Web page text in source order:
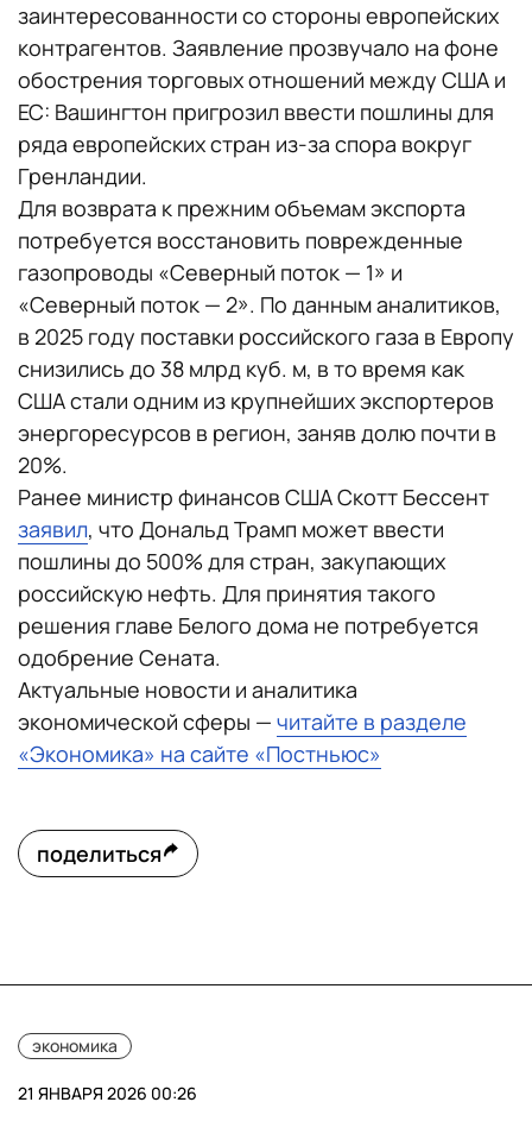
заинтересованности со стороны европейских
контрагентов. Заявление прозвучало на фоне
обострения торговых отношений между США и
ЕС: Вашингтон пригрозил ввести пошлины для
ряда европейских стран из-за спора вокруг
Гренландии.
Для возврата к прежним объемам экспорта
потребуется восстановить поврежденные
газопроводы «Северный поток — 1» и
«Северный поток — 2». По данным аналитиков,
в 2025 году поставки российского газа в Европу
снизились до 38 млрд куб. м, в то время как
США стали одним из крупнейших экспортеров
энергоресурсов в регион, заняв долю почти в
20%.
Ранее министр финансов США Скотт Бессент
заявил, что Дональд Трамп может ввести
пошлины до 500% для стран, закупающих
российскую нефть. Для принятия такого
решения главе Белого дома не потребуется
одобрение Сената.
Актуальные новости и аналитика
экономической сферы — читайте в разделе
«Экономика» на сайте «Постньюс»
поделиться
экономика
21 ЯНВАРЯ 2026 00:26